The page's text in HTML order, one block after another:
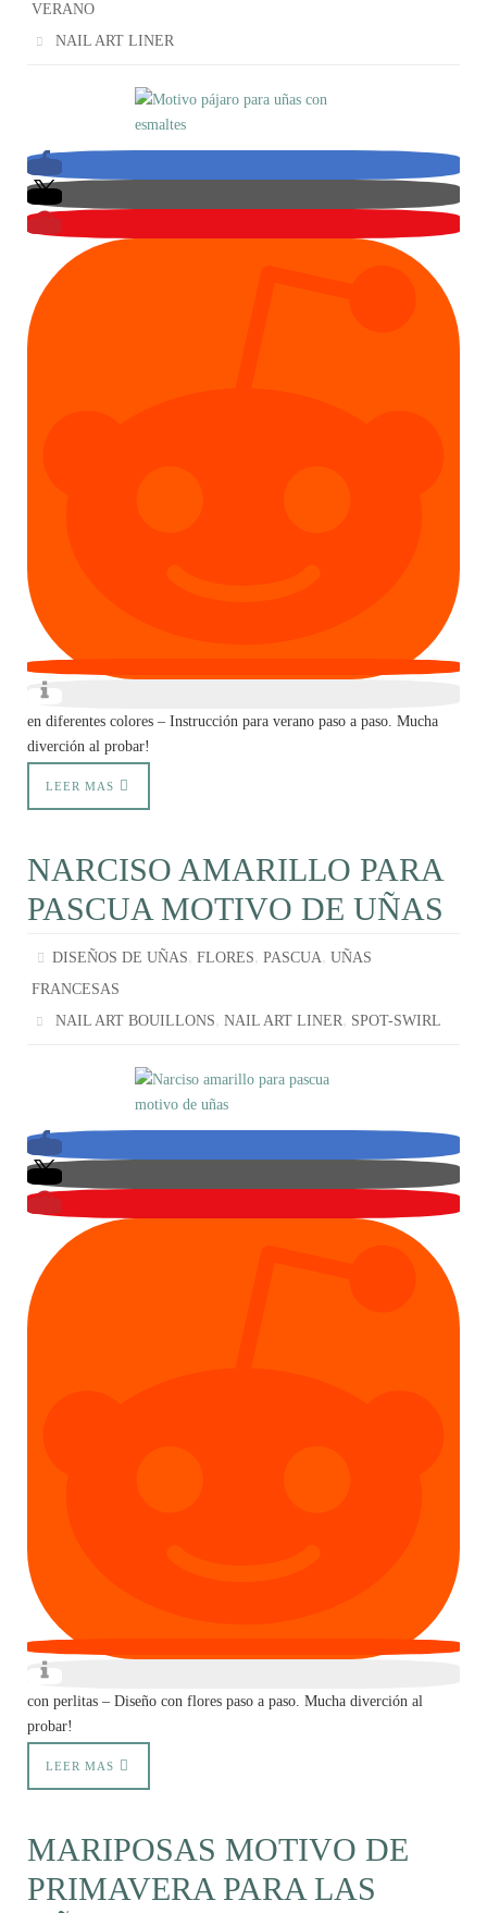
VERANO
NAIL ART LINER
en diferentes colores – Instrucción para verano paso a paso. Mucha
diverción al probar!
LEER MAS
NARCISO AMARILLO PARA
PASCUA MOTIVO DE UÑAS
DISEÑOS DE UÑAS,FLORES,PASCUA,UÑAS
FRANCESAS
NAIL ART BOUILLONS,NAIL ART LINER, SPOT-SWIRL
con perlitas – Diseño con flores paso a paso. Mucha diverción al
probar!
LEER MAS
MARIPOSAS MOTIVO DE
PRIMAVERA PARA LAS